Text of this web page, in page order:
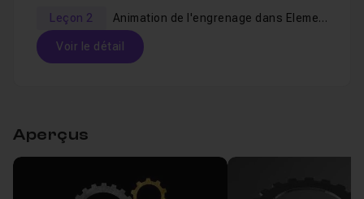
pour répondre à vos éventuelles questions
Les fichiers sources sont fournis.
Leçon 2 Animation de l'engrenage dans Element 3D
Voir le détail
Aperçus